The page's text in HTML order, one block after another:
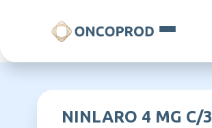
NINLARO 4 MG C/3